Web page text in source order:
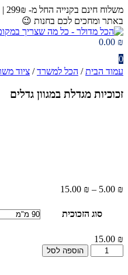
דלג
לתוכן
באתר ומחכים לכם בחנות 😉​
0.00 ₪
0
עמוד הבית/ הכל למשרד/ ציוד
זכוכיות מגדלת במגוון גדלים
5.00 ₪
–
15.00 ₪
סוג הזכוכית
15.00 ₪
כמות
של
הוספה לסל